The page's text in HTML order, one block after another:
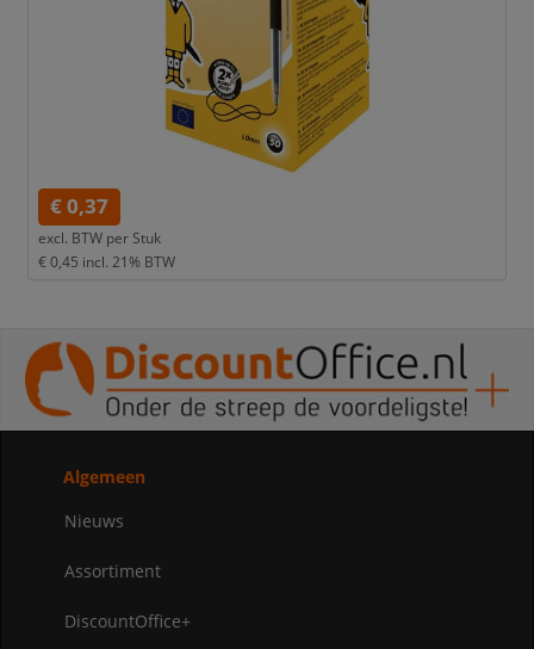
€ 0,37
excl. BTW per Stuk
€ 0,45 incl. 21% BTW
Algemeen
Nieuws
Assortiment
DiscountOffice+